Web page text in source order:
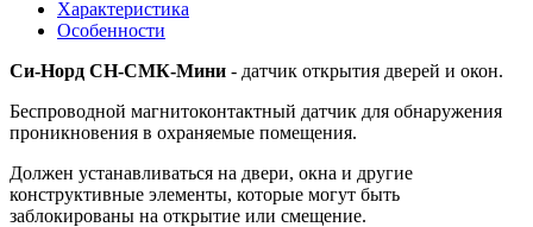
Характеристика
Особенности
Си-Норд СН-СМК-Мини - датчик открытия дверей и окон.
Беспроводной магнитоконтактный датчик для обнаружения
проникновения в охраняемые помещения.
Должен устанавливаться на двери, окна и другие
конструктивные элементы, которые могут быть
заблокированы на открытие или смещение.